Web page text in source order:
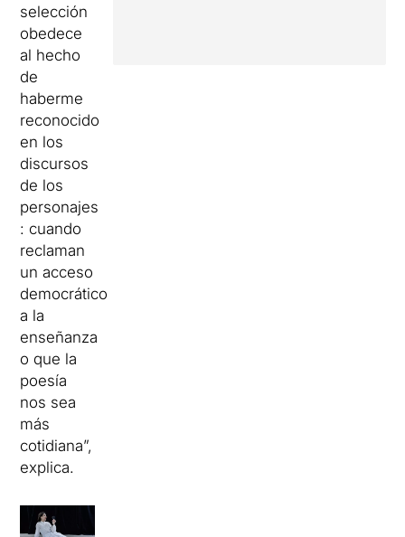
selección
obedece
al hecho
de
haberme
reconocido
en los
discursos
de los
personajes
: cuando
reclaman
un acceso
democrático
a la
enseñanza
o que la
poesía
nos sea
más
cotidiana”,
explica.